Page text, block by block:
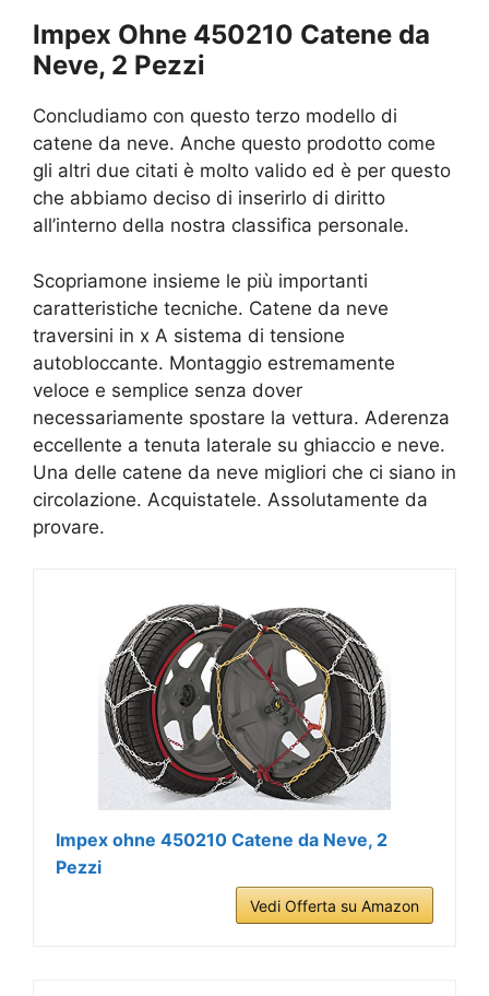
Impex Ohne 450210 Catene da
Neve, 2 Pezzi
Concludiamo con questo terzo modello di
catene da neve. Anche questo prodotto come
gli altri due citati è molto valido ed è per questo
che abbiamo deciso di inserirlo di diritto
all’interno della nostra classifica personale.
Scopriamone insieme le più importanti
caratteristiche tecniche. Catene da neve
traversini in x A sistema di tensione
autobloccante. Montaggio estremamente
veloce e semplice senza dover
necessariamente spostare la vettura. Aderenza
eccellente a tenuta laterale su ghiaccio e neve.
Una delle catene da neve migliori che ci siano in
circolazione. Acquistatele. Assolutamente da
provare.
Impex ohne 450210 Catene da Neve, 2
Pezzi
Vedi Offerta su Amazon